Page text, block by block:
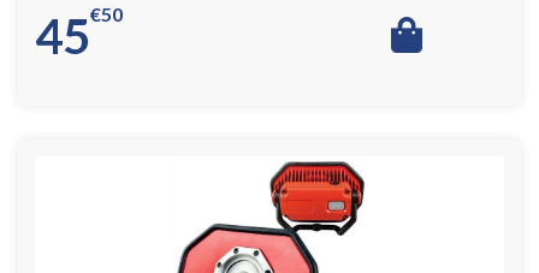
45 50
€